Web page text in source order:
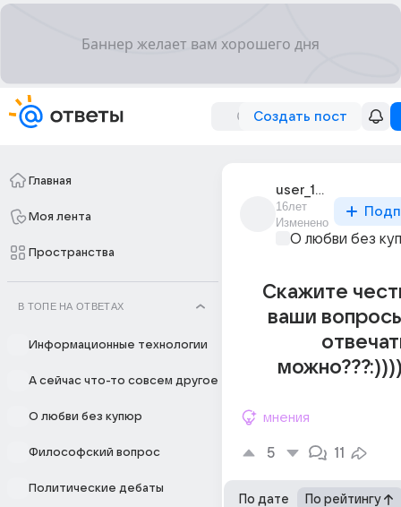
Создать пост
Главная
Моя лента
Пространства
В ТОПЕ НА ОТВЕТАХ
Информационные технологии
А сейчас что-то совсем другое
О любви без купюр
Философский вопрос
Политические дебаты
user_10765106
16лет
Изменено
О любви без
Скажите
ваши
мнения
5 11
По дате По рейтингу